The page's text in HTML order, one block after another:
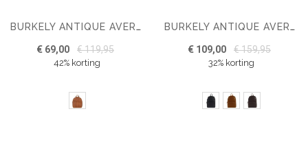
BURKELY ANTIQUE AVERY RUGTAS TABLET
€ 69,00 € 119,95
42% korting
BURKELY ANTIQUE AVERY 14'' RUGZAK
€ 109,00 € 159,95
32% korting